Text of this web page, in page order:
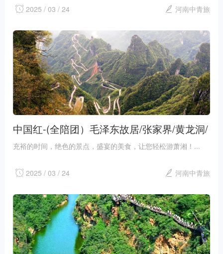
2025 / 03 / 24
河南中青旅
中国红-(全陪团）毛泽东故居/张家界/黄龙洞/
天门山凤凰双卧6日臻品游
充裕的时间，绝色的景点，盛宴的美食，让您轻松游萧湘！...
2025 / 03 / 24 河南中青旅